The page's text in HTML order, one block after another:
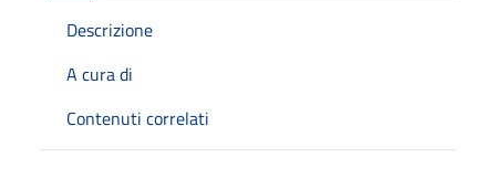
Descrizione
A cura di
Contenuti correlati